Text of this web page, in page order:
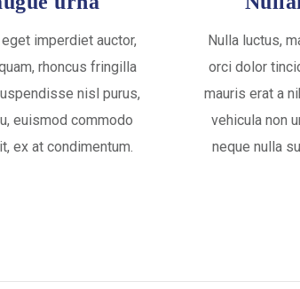
imperdiet auctor,
rhoncus fringilla
nisl purus,
euismod commodo
ex at condimentum.
Nulla luctus,
orci dolor
mauris erat a
vehicula non
neque nulla